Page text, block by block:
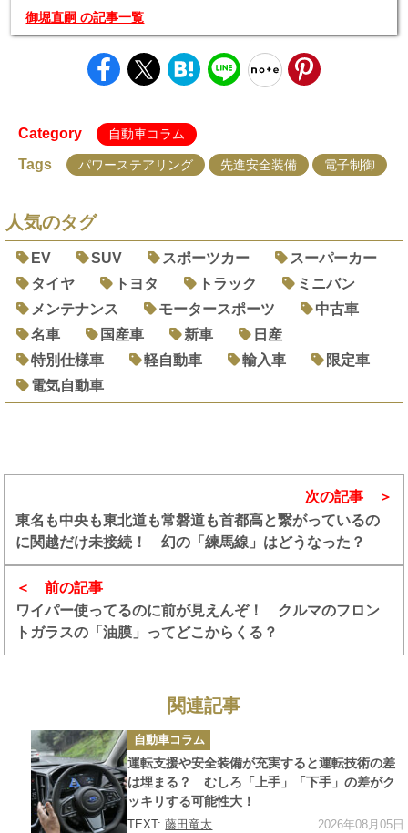
御堀直嗣 の記事一覧
Category 自動車コラム
Tags パワーステアリング 先進安全装備 電子制御
人気のタグ
EV SUV スポーツカー
スーパーカー
タイヤ
トヨタ トラック
ミニバン
メンテナンス
モータースポーツ
中古車
名車
国産車 新車
日産
特別仕様車
軽自動車 輸入車
限定車
電気自動車
前の記事
ワイパー使ってるのに前が見えんぞ！ クルマのフロン
トガラスの「油膜」ってどこからくる？
次の記事
東名も中央も東北道も常磐道も首都高と繋がっているの
に関越だけ未接続！ 幻の「練馬線」はどうなった？
関連記事
カ
テ
ゴ
リ
ー
自動車コラム
運転支援や安全装備が充実すると運転技術の差
は埋まる？ むしろ「上手」「下手」の差がク
ッキリする可能性大！
TEXT:藤田竜太 2026年08月05日